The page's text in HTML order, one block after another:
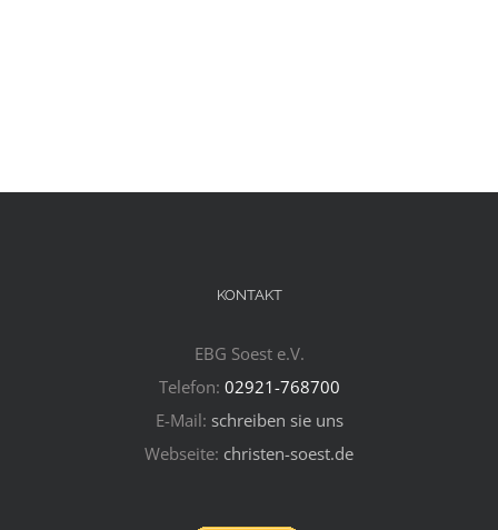
KONTAKT
EBG Soest e.V.
Telefon: 02921-768700
E-Mail: schreiben sie uns
Webseite: christen-soest.de